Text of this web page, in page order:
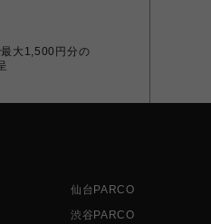
大1,500円分の
仙台PARCO
渋谷PARCO